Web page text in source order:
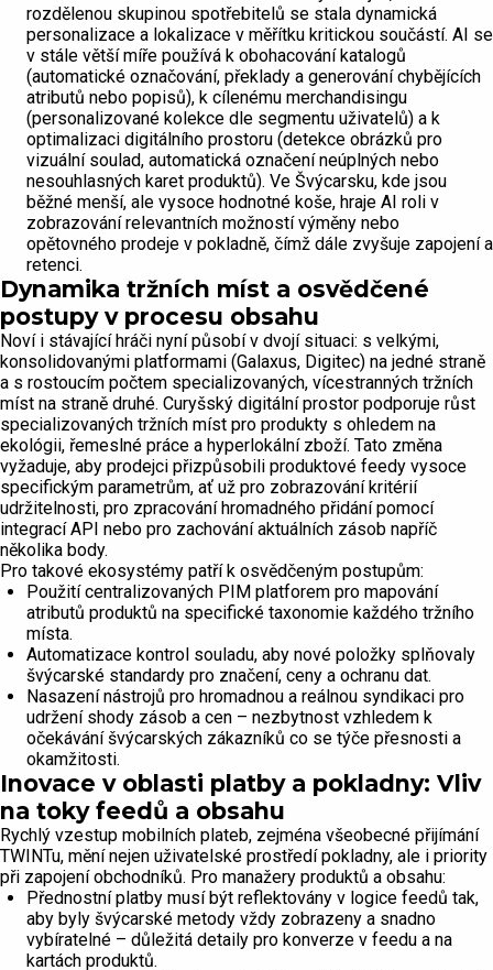
rozdělenou skupinou spotřebitelů se stala dynamická
personalizace a lokalizace v měřítku kritickou součástí. AI se
v stále větší míře používá k obohacování katalogů
(automatické označování, překlady a generování chybějících
atributů nebo popisů), k cílenému merchandisingu
(personalizované kolekce dle segmentu uživatelů) a k
optimalizaci digitálního prostoru (detekce obrázků pro
vizuální soulad, automatická označení neúplných nebo
nesouhlasných karet produktů). Ve Švýcarsku, kde jsou
běžné menší, ale vysoce hodnotné koše, hraje AI roli v
zobrazování relevantních možností výměny nebo
opětovného prodeje v pokladně, čímž dále zvyšuje zapojení a
retenci.
Dynamika tržních míst a osvědčené
postupy v procesu obsahu
Noví i stávající hráči nyní působí v dvojí situaci: s velkými,
konsolidovanými platformami (Galaxus, Digitec) na jedné straně
a s rostoucím počtem specializovaných, vícestranných tržních
míst na straně druhé. Curyšský digitální prostor podporuje růst
specializovaných tržních míst pro produkty s ohledem na
ekológii, řemeslné práce a hyperlokální zboží. Tato změna
vyžaduje, aby prodejci přizpůsobili produktové feedy vysoce
specifickým parametrům, ať už pro zobrazování kritérií
udržitelnosti, pro zpracování hromadného přidání pomocí
integrací API nebo pro zachování aktuálních zásob napříč
několika body.
Pro takové ekosystémy patří k osvědčeným postupům:
Použití centralizovaných PIM platforem pro mapování
atributů produktů na specifické taxonomie každého tržního
místa.
Automatizace kontrol souladu, aby nové položky splňovaly
švýcarské standardy pro značení, ceny a ochranu dat.
Nasazení nástrojů pro hromadnou a reálnou syndikaci pro
udržení shody zásob a cen – nezbytnost vzhledem k
očekávání švýcarských zákazníků co se týče přesnosti a
okamžitosti.
Inovace v oblasti platby a pokladny: Vliv
na toky feedů a obsahu
Rychlý vzestup mobilních plateb, zejména všeobecné přijímání
TWINTu, mění nejen uživatelské prostředí pokladny, ale i priority
při zapojení obchodníků. Pro manažery produktů a obsahu:
Přednostní platby musí být reflektovány v logice feedů tak,
aby byly švýcarské metody vždy zobrazeny a snadno
vybíratelné – důležitá detaily pro konverze v feedu a na
kartách produktů.